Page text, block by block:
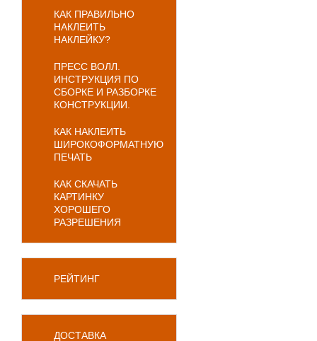
КАК ПРАВИЛЬНО
НАКЛЕИТЬ
НАКЛЕЙКУ?
ПРЕСС ВОЛЛ.
ИНСТРУКЦИЯ ПО
СБОРКЕ И РАЗБОРКЕ
КОНСТРУКЦИИ.
КАК НАКЛЕИТЬ
ШИРОКОФОРМАТНУЮ
ПЕЧАТЬ
КАК СКАЧАТЬ
КАРТИНКУ
ХОРОШЕГО
РАЗРЕШЕНИЯ
РЕЙТИНГ
ДОСТАВКА